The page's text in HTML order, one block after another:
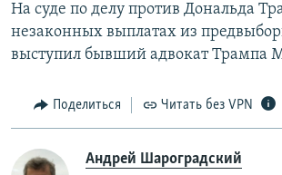
На суде по делу против Дональда
незаконных выплатах из
выступил бывший адвокат Трампа
Поделиться Читать без VPN
Андрей Шароградский